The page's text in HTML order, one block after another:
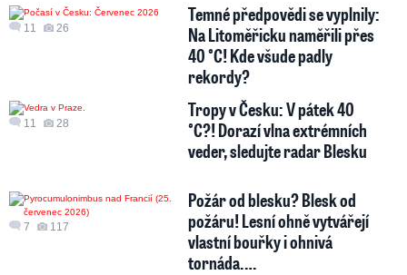
11 26
Temné předpovědi se vyplnily:
Na Litoměřicku naměřili přes
40 °C! Kde všude padly
rekordy?
11 28
Tropy v Česku: V pátek 40
°C?! Dorazí vlna extrémních
veder, sledujte radar Blesku
7 117
Požár od blesku? Blesk od
požáru! Lesní ohně vytvářejí
vlastní bouřky i ohnivá
tornáda.…